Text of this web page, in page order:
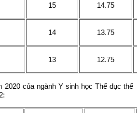
15 14.75
14 13.75
13 12.75
2020 của ngành Y sinh học Thể dục thể